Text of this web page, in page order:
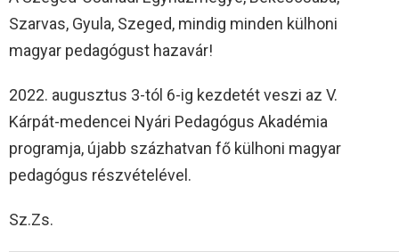
Szarvas, Gyula, Szeged, mindig minden külhoni
magyar pedagógust hazavár!
2022. augusztus 3-tól 6-ig kezdetét veszi az V.
Kárpát-medencei Nyári Pedagógus Akadémia
programja, újabb százhatvan fő külhoni magyar
pedagógus részvételével.
Sz.Zs.